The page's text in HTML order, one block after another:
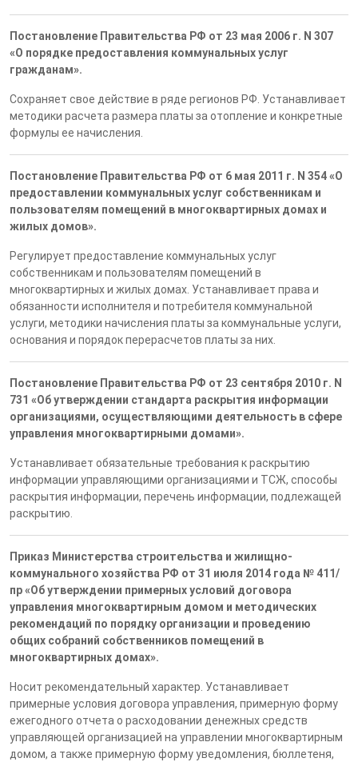
Постановление Правительства РФ от 23 мая 2006 г. N 307
«О порядке предоставления коммунальных услуг
гражданам».
Сохраняет свое действие в ряде регионов РФ. Устанавливает
методики расчета размера платы за отопление и конкретные
формулы ее начисления.
Постановление Правительства РФ от 6 мая 2011 г. N 354 «О
предоставлении коммунальных услуг собственникам и
пользователям помещений в многоквартирных домах и
жилых домов».
Регулирует предоставление коммунальных услуг
собственникам и пользователям помещений в
многоквартирных и жилых домах. Устанавливает права и
обязанности исполнителя и потребителя коммунальной
услуги, методики начисления платы за коммунальные услуги,
основания и порядок перерасчетов платы за них.
Постановление Правительства РФ от 23 сентября 2010 г. N
731 «Об утверждении стандарта раскрытия информации
организациями, осуществляющими деятельность в сфере
управления многоквартирными домами».
Устанавливает обязательные требования к раскрытию
информации управляющими организациями и ТСЖ, способы
раскрытия информации, перечень информации, подлежащей
раскрытию.
Приказ Министерства строительства и жилищно-
коммунального хозяйства РФ от 31 июля 2014 года № 411/
пр «Об утверждении примерных условий договора
управления многоквартирным домом и методических
рекомендаций по порядку организации и проведению
общих собраний собственников помещений в
многоквартирных домах».
Носит рекомендательный характер. Устанавливает
примерные условия договора управления, примерную форму
ежегодного отчета о расходовании денежных средств
управляющей организацией на управлении многоквартирным
домом, а также примерную форму уведомления, бюллетеня,